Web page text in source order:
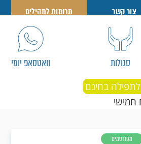
צור קשר תרומות לתהילים
סגולות וואטסאפ יומי
בחינם
חמישי
מפורסמים